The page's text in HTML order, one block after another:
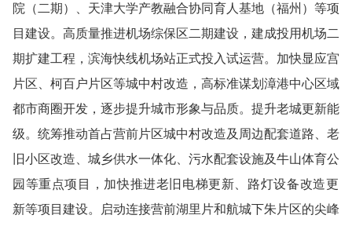
院（二期）、天津大学产教融合协同育人基地（福州）等项
目建设。高质量推进机场综保区二期建设，建成投用机场二
期扩建工程，滨海快线机场站正式投入试运营。加快显应宫
片区、柯百户片区等城中村改造，高标准谋划漳港中心区域
都市商圈开发，逐步提升城市形象与品质。 提升老城更新能
级。 统筹推动首占营前片区城中村改造及周边配套道路、老
旧小区改造、城乡供水一体化、污水配套设施及牛山体育公
园等重点项目，加快推进老旧电梯更新
路灯设备改造更
新等项目建设。启动连接营前湖里片和航城下朱片区的尖峰